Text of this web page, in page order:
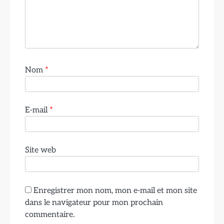
Nom *
E-mail *
Site web
Enregistrer mon nom, mon e-mail et mon site
dans le navigateur pour mon prochain
commentaire.